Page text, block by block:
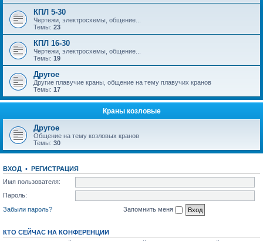
КПЛ 5-30
Чертежи, электросхемы, общение...
Темы: 23
КПЛ 16-30
Чертежи, электросхемы, общение...
Темы: 19
Другое
Другие плавучие краны, общение на тему плавучих кранов
Темы: 17
Краны козловые
Другое
Общение на тему козловых кранов
Темы: 30
ВХОД • РЕГИСТРАЦИЯ
Имя пользователя:
Пароль:
Забыли пароль?
Запомнить меня
КТО СЕЙЧАС НА КОНФЕРЕНЦИИ